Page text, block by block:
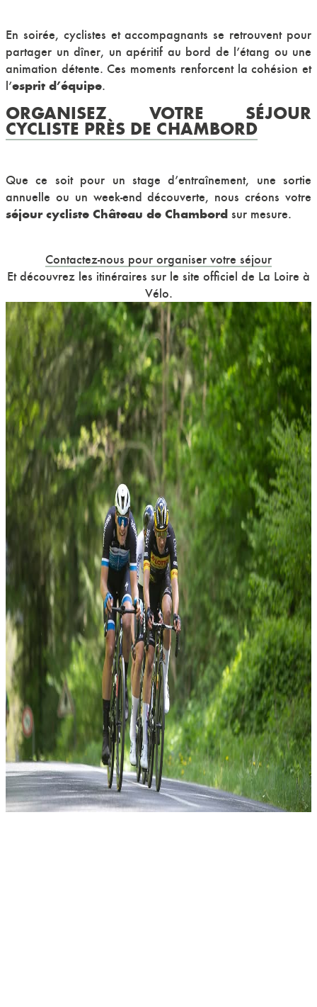
En soirée, cyclistes et accompagnants se retrouvent pour
partager un dîner, un apéritif au bord de l’étang ou une
animation détente. Ces moments renforcent la cohésion et
l’esprit d’équipe.
ORGANISEZ VOTRE SÉJOUR
CYCLISTE PRÈS DE CHAMBORD
Que ce soit pour un stage d’entraînement, une sortie
annuelle ou un week-end découverte, nous créons votre
séjour cycliste Château de Chambord sur mesure.
Contactez-nous pour organiser votre séjour
Et découvrez les itinéraires sur le site officiel de La Loire à
Vélo.